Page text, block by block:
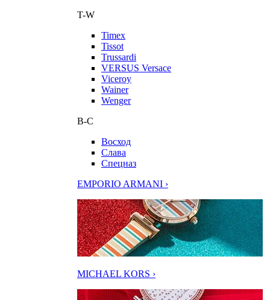
T-W
Timex
Tissot
Trussardi
VERSUS Versace
Viceroy
Wainer
Wenger
В-С
Восход
Слава
Спецназ
EMPORIO ARMANI ›
MICHAEL KORS ›